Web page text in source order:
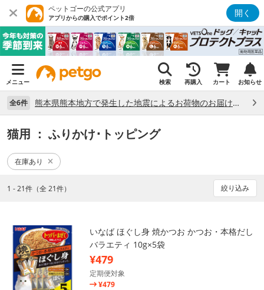
ペットゴーの公式アプリ
アプリからの購入でポイント2倍 開く
メニュー 検索 再購入 カート お知らせ
全6件 熊本県熊本地方で発生した地震によるお荷物のお届け状況について （7/28）
猫用 ： ふりかけ･トッピング
在庫あり
1 - 21件（全 21件） 絞り込み
いなば ほぐし身 焼かつお かつお・本格だし
バラエティ 10g×5袋
¥479
定期便対象
¥479